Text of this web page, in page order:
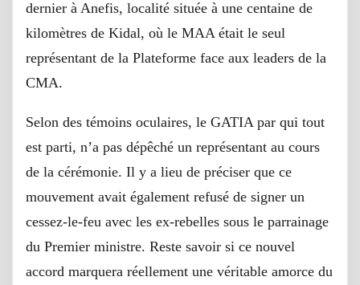
dernier à Anefis, localité située à une centaine de
kilomètres de Kidal, où le MAA était le seul
représentant de la Plateforme face aux leaders de la
CMA.
Selon des témoins oculaires, le GATIA par qui tout
est parti, n’a pas dépêché un représentant au cours
de la cérémonie. Il y a lieu de préciser que ce
mouvement avait également refusé de signer un
cessez-le-feu avec les ex-rebelles sous le parrainage
du Premier ministre. Reste savoir si ce nouvel
accord marquera réellement une véritable amorce du